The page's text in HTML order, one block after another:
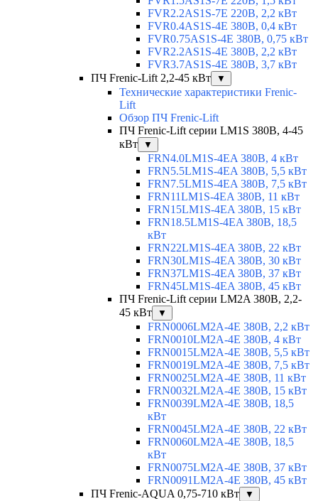
FVR2.2AS1S-7E 220В, 2,2 кВт
FVR0.4AS1S-4E 380В, 0,4 кВт
FVR0.75AS1S-4E 380В, 0,75 кВт
FVR2.2AS1S-4E 380В, 2,2 кВт
FVR3.7AS1S-4E 380В, 3,7 кВт
ПЧ Frenic-Lift 2,2-45 кВт
▼
Технические характеристики Frenic-
Lift
Обзор ПЧ Frenic-Lift
ПЧ Frenic-Lift серии LM1S 380В, 4-45
кВт
▼
FRN4.0LM1S-4EA 380В, 4 кВт
FRN5.5LM1S-4EA 380В, 5,5 кВт
FRN7.5LM1S-4EA 380В, 7,5 кВт
FRN11LM1S-4EA 380В, 11 кВт
FRN15LM1S-4EA 380В, 15 кВт
FRN18.5LM1S-4EA 380В, 18,5
кВт
FRN22LM1S-4EA 380В, 22 кВт
FRN30LM1S-4EA 380В, 30 кВт
FRN37LM1S-4EA 380В, 37 кВт
FRN45LM1S-4EA 380В, 45 кВт
ПЧ Frenic-Lift серии LM2A 380В, 2,2-
45 кВт
▼
FRN0006LM2A-4E 380В, 2,2 кВт
FRN0010LM2A-4E 380В, 4 кВт
FRN0015LM2A-4E 380В, 5,5 кВт
FRN0019LM2A-4E 380В, 7,5 кВт
FRN0025LM2A-4E 380В, 11 кВт
FRN0032LM2A-4E 380В, 15 кВт
FRN0039LM2A-4E 380В, 18,5
кВт
FRN0045LM2A-4E 380В, 22 кВт
FRN0060LM2A-4E 380В, 18,5
кВт
FRN0075LM2A-4E 380В, 37 кВт
FRN0091LM2A-4E 380В, 45 кВт
ПЧ Frenic-AQUA 0,75-710 кВт
▼